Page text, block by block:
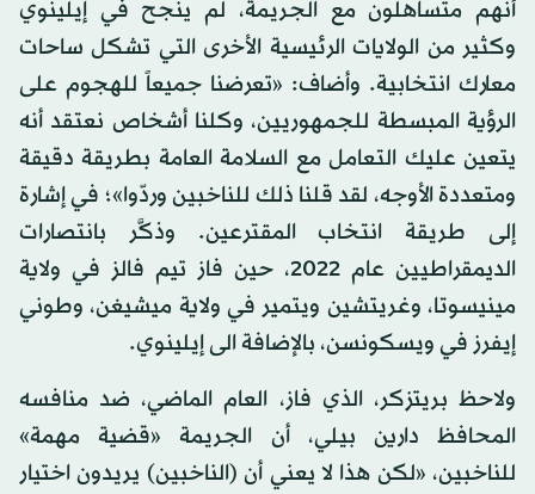
أنهم متساهلون مع الجريمة، لم ينجح في إيلينوي
وكثير من الولايات الرئيسية الأخرى التي تشكل ساحات
معارك انتخابية. وأضاف: «تعرضنا جميعاً للهجوم على
الرؤية المبسطة للجمهوريين، وكلنا أشخاص نعتقد أنه
يتعين عليك التعامل مع السلامة العامة بطريقة دقيقة
ومتعددة الأوجه، لقد قلنا ذلك للناخبين وردّوا»؛ في إشارة
إلى طريقة انتخاب المقترعين. وذكَّر بانتصارات
الديمقراطيين عام 2022، حين فاز تيم فالز في ولاية
مينيسوتا، وغريتشين ويتمير في ولاية ميشيغن، وطوني
إيفرز في ويسكونسن، بالإضافة الى إيلينوي.
ولاحظ بريتزكر، الذي فاز، العام الماضي، ضد منافسه
المحافظ دارين بيلي، أن الجريمة «قضية مهمة»
للناخبين، «لكن هذا لا يعني أن (الناخبين) يريدون اختيار